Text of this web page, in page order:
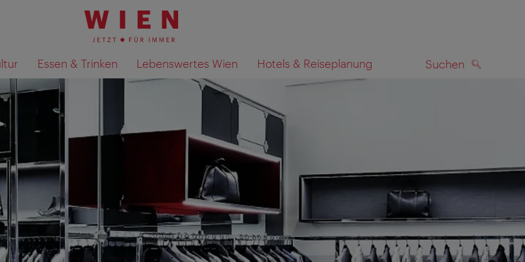
Essen & Trinken Lebenswertes Wien Hotels & Reiseplanung Suchen
Suchergebnisse auf Karte anzeigen